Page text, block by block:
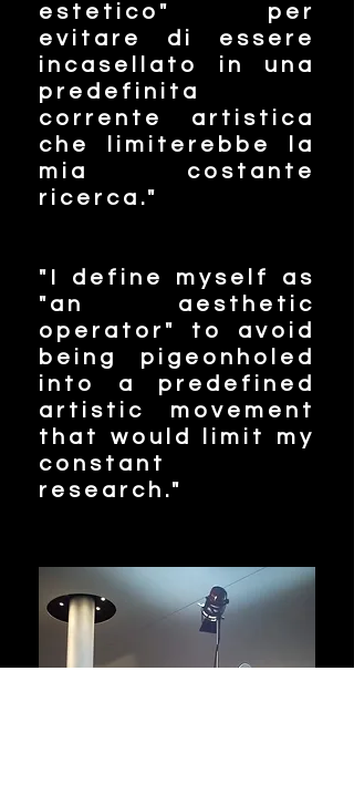
estetico" per
evitare di essere
incasellato in una
predefinita
corrente artistica
che limiterebbe la
mia costante
ricerca."
"I define myself as
"an aesthetic
operator" to avoid
being pigeonholed
into a predefined
artistic movement
that would limit my
constant
research."